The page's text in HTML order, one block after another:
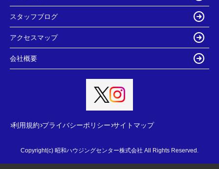
スタッフブログ
アクセスマップ
会社概要
利用規約 プライバシーポリシー サイトマップ
Copyright(c) 昭和ハウジングセンター株式会社 All Rights Reserved.